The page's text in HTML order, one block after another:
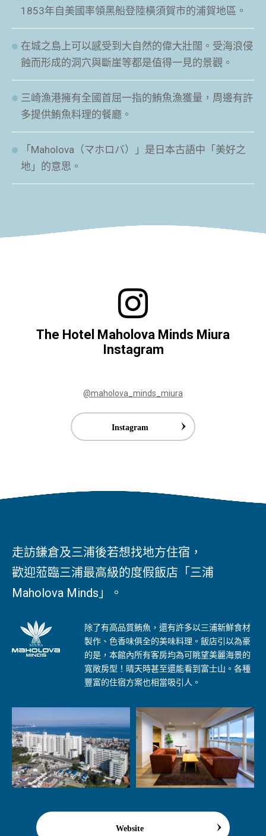
1853年自美國率領黑船登陸橫須賀市的浦賀地區。
在城之島上可以感受到大自然的偉大壯闊。受海浪侵
蝕而形成的洞穴與斷崖等都是值得一見的景觀。
三崎漁港擁有全國首屈一指的鮪魚漁獲量，周邊有許
多提供鮪魚料理的餐廳。
「Maholova（マホロバ）」是日本古語中「美好之
地」的意思。
The Hotel Maholova Minds Miura
Instagram
@maholova_minds_miura
Instagram
走訪鎌倉及三浦後若想找地方住宿，
歡迎蒞臨三浦最高級的度假飯店「三浦
Maholova Minds」。
除了有高品質鮪魚，還有許多以三浦新鮮食材
製作、色香味俱全的美味料理。飯店引以為豪
的是，本館內所有客房均為可眺望美麗海景的
寬敞房型！晴天時甚至還能看到富士山。各種
豐富的住宿方案也相當吸引人。
Website